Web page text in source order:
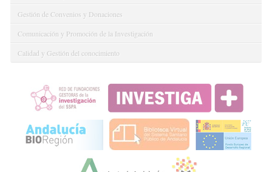
Gestión de Convenios y Donaciones
Comunicación y Promoción de la Investigación
Calidad y Gestión del conocimiento